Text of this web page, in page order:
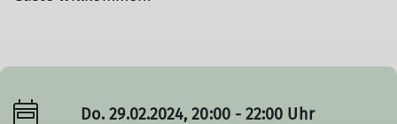
Do. 29.02.2024, 20:00 - 22:00 Uhr